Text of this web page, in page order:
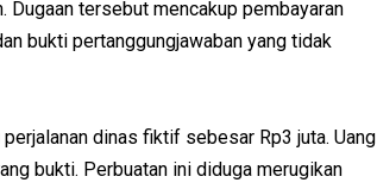
Dugaan tersebut mencakup pembayaran
bukti pertanggungjawaban yang tidak
dinas fiktif sebesar Rp3 juta. Uang
bukti. Perbuatan ini diduga merugikan